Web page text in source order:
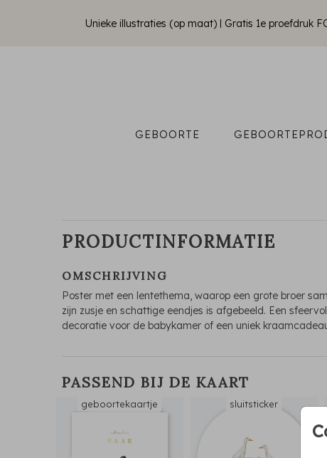
Unieke illustraties (op maat) Gratis 1e proefdruk
GEBOORTE
PRODUCTINFORMATIE
OMSCHRIJVING
Poster met een lentethema, waarop een grote broer
zijn zusje en schattige eendjes is afgebeeld. Een
decoratie voor de babykamer of een uniek
PASSEND BIJ DE KAART
geboortekaartje sluitsticker